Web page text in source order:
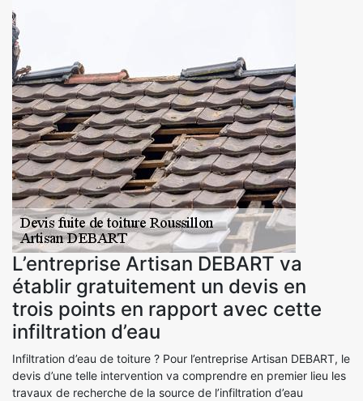
L’entreprise Artisan DEBART va
établir gratuitement un devis en
trois points en rapport avec cette
infiltration d’eau
Infiltration d’eau de toiture ? Pour l’entreprise Artisan DEBART, le
devis d’une telle intervention va comprendre en premier lieu les
travaux de recherche de la source de l’infiltration d’eau